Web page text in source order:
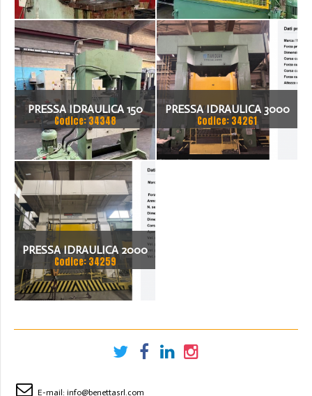
200
PRESSA IDRAULICA 150
TON
Codice: 34348
PRESSA IDRAULICA 3000
TON - TIAN DUAN YTC34-
3000
Codice: 34261
PRESSA IDRAULICA 2000
TON - RAVNE PRESSES
SH4-2000
Codice: 34259
E-mail: info@benettasrl.com